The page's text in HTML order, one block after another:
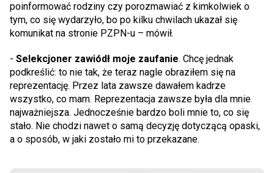
poinformować rodziny czy porozmawiać z kimkolwiek o
tym, co się wydarzyło, bo po kilku chwilach ukazał się
komunikat na stronie PZPN-u – mówił.
- Selekcjoner zawiódł moje zaufanie. Chcę jednak
podkreślić: to nie tak, że teraz nagle obraziłem się na
reprezentację. Przez lata zawsze dawałem kadrze
wszystko, co mam. Reprezentacja zawsze była dla mnie
najważniejsza. Jednocześnie bardzo boli mnie to, co się
stało. Nie chodzi nawet o samą decyzję dotyczącą opaski,
a o sposób, w jaki zostało mi to przekazane.